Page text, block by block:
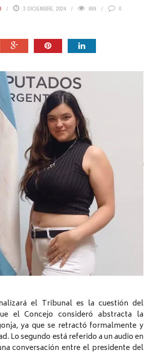
3 DICIEMBRE, 2024 669 0
el Tribunal es la cuestión del
el Concejo consideró abstracta la
ya que se retractó formalmente y
Lo segundo está referido a un audio en
conversación entre el presidente del